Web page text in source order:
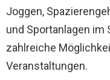
Joggen,
und Sportanlagen im
zahlreiche
Veranstaltungen.